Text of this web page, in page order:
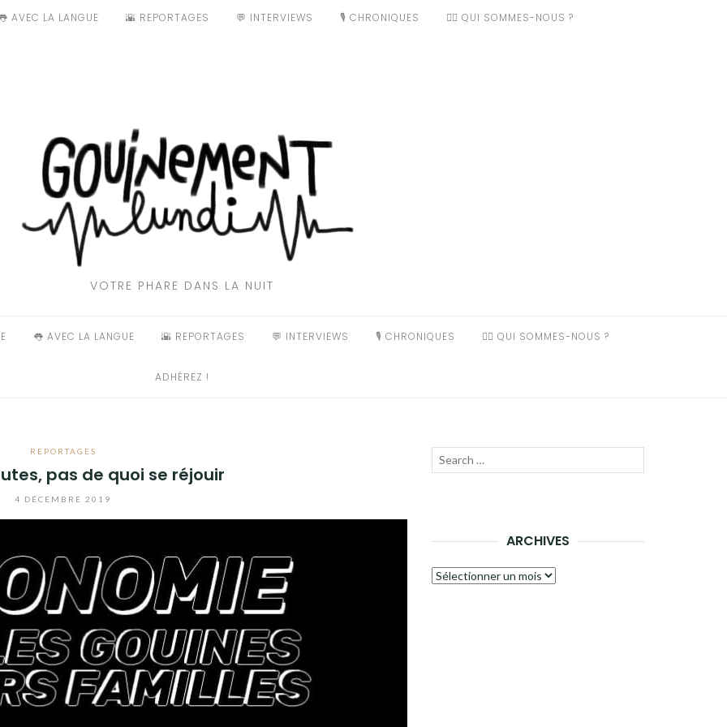
AVEC LA LANGUE 🌇 REPORTAGES 💬 INTERVIEWS 🎙️ CHRONIQUES ❤️‍🔥 QUI SOMMES-NOUS ?
VOTRE PHARE DANS LA NUIT
👅 AVEC LA LANGUE 🌇 REPORTAGES 💬 INTERVIEWS 🎙️ CHRONIQUES ❤️‍🔥 QUI SOMMES-NOUS ?
ADHÉREZ !
REPORTAGES
pas de quoi se réjouir
4 DÉCEMBRE 2019
Recherche
ARCHIVES
Archives